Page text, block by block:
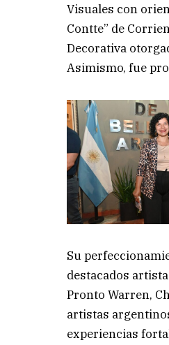
Visuales con
Contte” de
Decorativa
Asimismo, fue
Su
destacados
Pronto Warren,
artistas
experiencias